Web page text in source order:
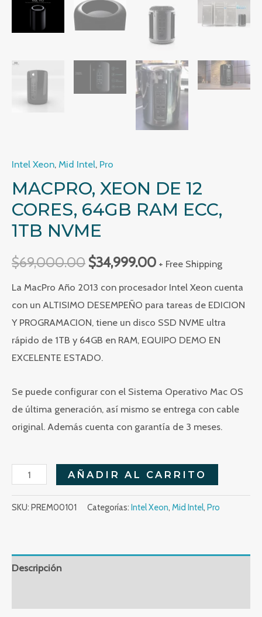
Intel Xeon, Mid Intel, Pro
MACPRO, XEON DE 12
CORES, 64GB RAM ECC,
1TB NVME
$69,000.00 $34,999.00 + Free Shipping
La MacPro Año 2013 con procesador Intel Xeon cuenta
con un ALTISIMO DESEMPEÑO para tareas de EDICION
Y PROGRAMACION, tiene un disco SSD NVME ultra
rápido de 1TB y 64GB en RAM, EQUIPO DEMO EN
EXCELENTE ESTADO.
Se puede configurar con el Sistema Operativo Mac OS
de última generación, así mismo se entrega con cable
original. Además cuenta con garantía de 3 meses.
MacPro,
de
AÑADIR AL CARRITO
SKU: PREM00101 Categorías: Intel Xeon, Mid Intel, Pro
Descripción